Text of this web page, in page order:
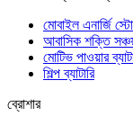
মোবাইল এনার্জি
আবাসিক শক্তি
মোটিভ পাওয়ার
শিল্প ব্যাটারি
ব্রোশার